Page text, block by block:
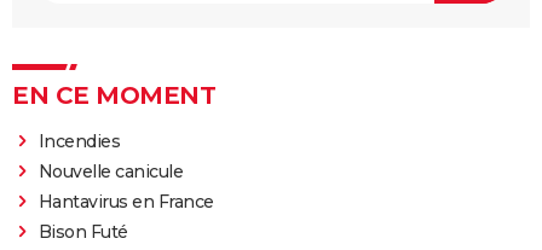
EN CE MOMENT
Incendies
Nouvelle canicule
Hantavirus en France
Bison Futé